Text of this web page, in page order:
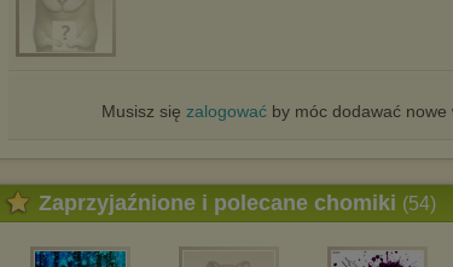
Musisz się zalogowaćby móc dodawać nowe
Zaprzyjaźnione i polecane chomiki (54)